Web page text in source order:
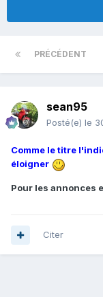
PRÉCÉDENT
sean95
Posté(e) le
Comme le titre
éloigner
Pour les annonces
Citer